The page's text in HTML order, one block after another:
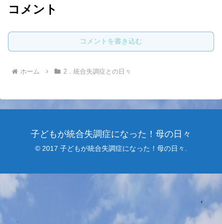
コメント
コメントを書き込む
ホーム 2．統合失調症との日々
子どもが統合失調症になった！母の日々
© 2017 子どもが統合失調症になった！母の日々.